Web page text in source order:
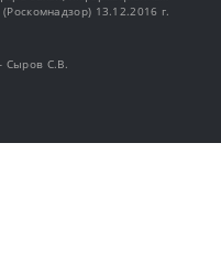
13.12.2016 г.
Сыров С.В.